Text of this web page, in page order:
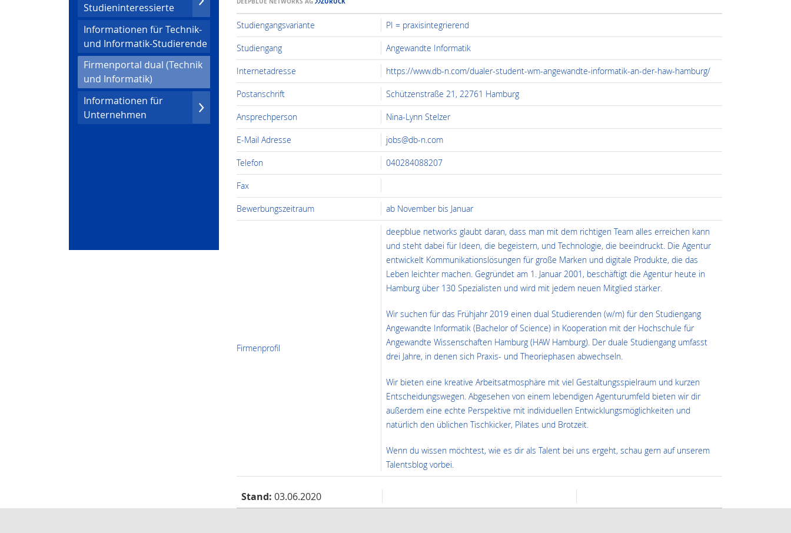
Studien­inter­essierte
Infor­mationen für Technik-
und Infor­ma­tik-Studierende
Firmenportal dual (Technik
und Infor­ma­tik)
Infor­mationen für
Unternehmen
Studiengangsvariante PI = praxisintegrierend
Studiengang Angewandte Informatik
Internetadresse https://www.db-n.com/dualer-student-wm-angewandte-informatik-an-der-haw-hamburg/
Postanschrift Schützenstraße 21, 22761 Hamburg
Ansprechperson Nina-Lynn Stelzer
E-Mail Adresse jobs@db-n.com
Telefon 040284088207
Fax
Bewerbungszeitraum ab November bis Januar
Firmenprofil
deepblue networks glaubt daran, dass man mit dem richtigen Team alles erreichen kann
und steht dabei für Ideen, die begeistern, und Technologie, die beeindruckt. Die Agentur
entwickelt Kommunikationslösungen für große Marken und digitale Produkte, die das
Leben leichter machen. Gegründet am 1. Januar 2001, beschäftigt die Agentur heute in
Hamburg über 130 Spezialisten und wird mit jedem neuen Mitglied stärker.
Wir suchen für das Frühjahr 2019 einen dual Studierenden (w/m) für den Studiengang
Angewandte Informatik (Bachelor of Science) in Kooperation mit der Hochschule für
Angewandte Wissenschaften Hamburg (HAW Hamburg). Der duale Studiengang umfasst
drei Jahre, in denen sich Praxis- und Theoriephasen abwechseln.
Wir bieten eine kreative Arbeitsatmosphäre mit viel Gestaltungsspielraum und kurzen
Entscheidungswegen. Abgesehen von einem lebendigen Agenturumfeld bieten wir dir
außerdem eine echte Perspektive mit individuellen Entwicklungsmöglichkeiten und
natürlich den üblichen Tischkicker, Pilates und Brotzeit.
Wenn du wissen möchtest, wie es dir als Talent bei uns ergeht, schau gern auf unserem
Talentsblog vorbei.
Stand: 03.06.2020